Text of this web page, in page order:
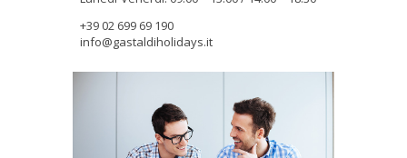
+39 02 699 69 190
info@gastaldiholidays.it